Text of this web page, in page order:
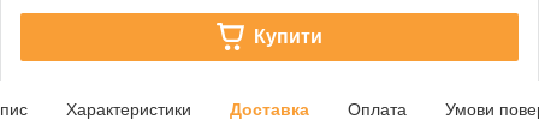
Купити
Характеристики Доставка Оплата Умови